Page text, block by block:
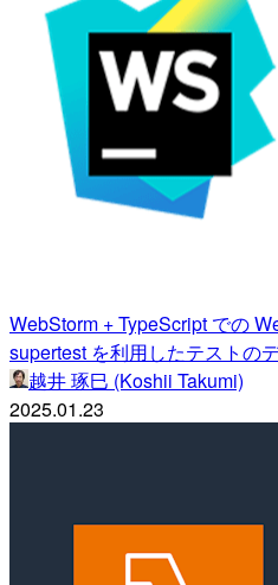
WebStorm + TypeScript での
supertest を利用したテストの
越井 琢巳 (Koshii Takumi)
2025.01.23